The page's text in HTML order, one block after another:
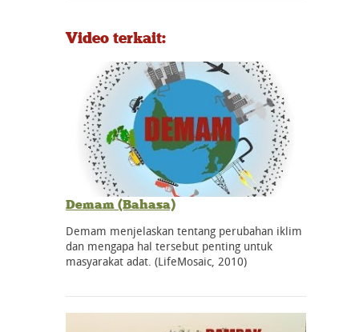
Video terkait:
Demam (Bahasa)
Demam menjelaskan tentang perubahan iklim
dan mengapa hal tersebut penting untuk
masyarakat adat. (LifeMosaic, 2010)